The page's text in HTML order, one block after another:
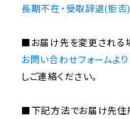
長期不在・受取辞退(拒否
お問い合わせフォームより
しご連絡ください。
■下記方法でお届け先住